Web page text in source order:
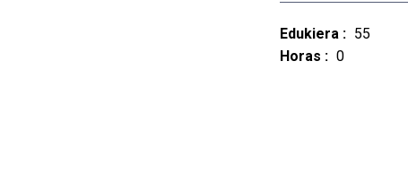
Edukiera : 55
Horas : 0